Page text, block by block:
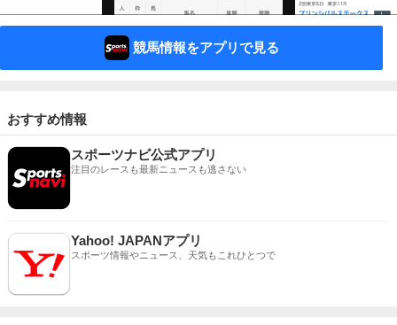
競馬情報をアプリで見る
おすすめ情報
スポーツナビ公式アプリ
注目のレースも最新ニュースも逃さない
Yahoo! JAPANアプリ
スポーツ情報やニュース、天気もこれひとつで